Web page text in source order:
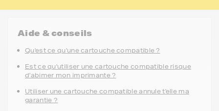
Aide & conseils
Qu'est ce qu'une cartouche compatible ?
Est ce qu'utiliser une cartouche compatible risque
d'abimer mon imprimante ?
Utiliser une cartouche compatible annule t'elle ma
garantie ?